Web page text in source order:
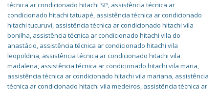
técnica ar condicionado hitachi SP, assistência técnica ar
condicionado hitachi tatuapé, assistência técnica ar condicionado
hitachi tucuruvi, assistência técnica ar condicionado hitachi vila
bonilha, assistência técnica ar condicionado hitachi vila do
anastácio, assistência técnica ar condicionado hitachi vila
leopoldina, assistência técnica ar condicionado hitachi vila
madalena, assistência técnica ar condicionado hitachi vila maria,
assistência técnica ar condicionado hitachi vila mariana, assistência
técnica ar condicionado hitachi vila medeiros, assistência técnica ar